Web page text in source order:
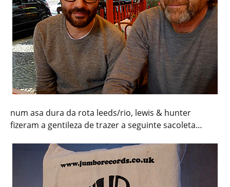
num asa dura da rota leeds/rio, lewis & hunter
fizeram a gentileza de trazer a seguinte sacoleta…